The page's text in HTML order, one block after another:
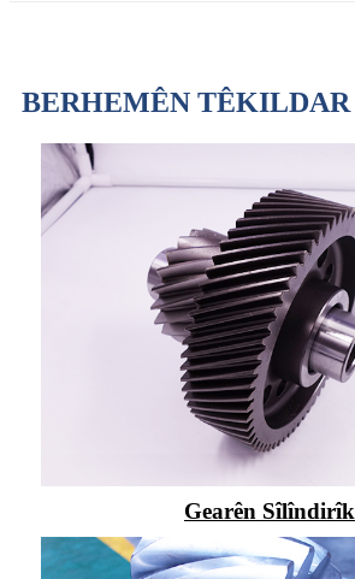
BERHEMÊN TÊKILDAR
Gearên Sîlîndirîk